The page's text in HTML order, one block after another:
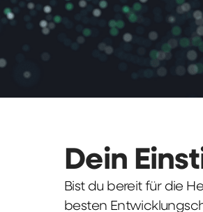
Dein
Bist du bereit für die
besten